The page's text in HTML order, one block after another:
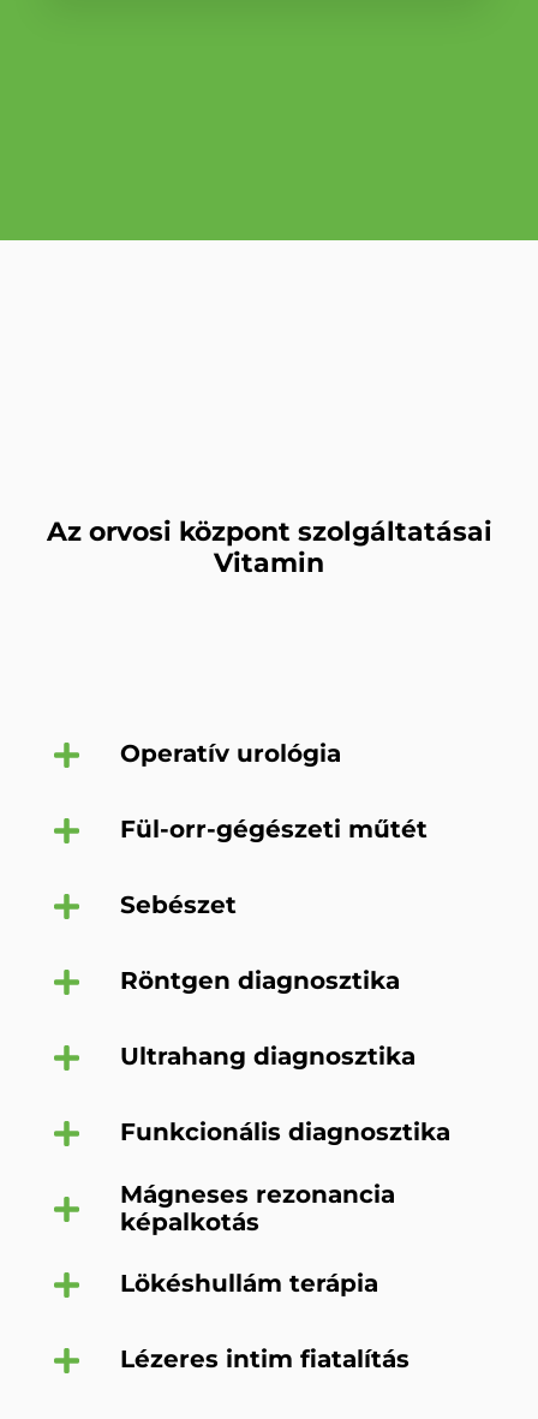
Az orvosi központ szolgáltatásai
Vitamin
Operatív urológia
Fül-orr-gégészeti műtét
Sebészet
Röntgen diagnosztika
Ultrahang diagnosztika
Funkcionális diagnosztika
Mágneses rezonancia
képalkotás
Lökéshullám terápia
Lézeres intim fiatalítás